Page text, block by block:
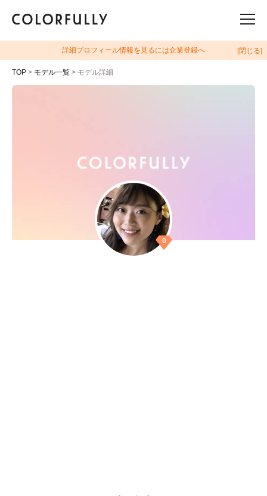
詳細プロフィール情報を見るには企業登録へ [閉じる]
TOP > モデル一覧 > モデル詳細
0